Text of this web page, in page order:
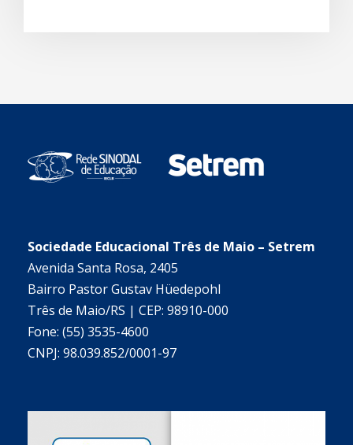
Sociedade Educacional Três de Maio – Setrem
Avenida Santa Rosa, 2405
Bairro Pastor Gustav Hüedepohl
Três de Maio/RS | CEP: 98910-000
Fone: (55) 3535-4600
CNPJ: 98.039.852/0001-97